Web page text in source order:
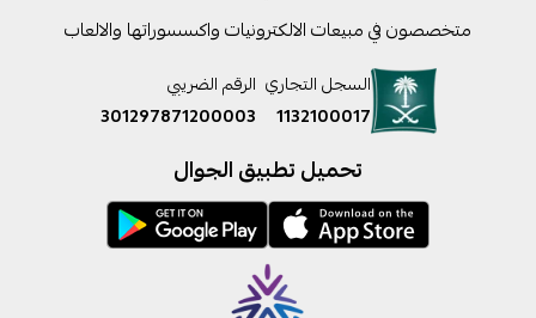
متخصصون في مبيعات الالكترونيات واكسسوراتها والالعاب
السجل التجاري
1132100017
الرقم الضريبي
301297871200003
تحميل تطبيق الجوال